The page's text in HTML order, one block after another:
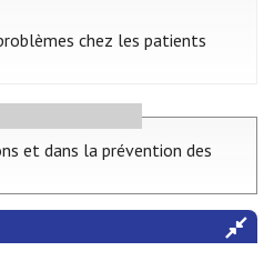
chez les patients
et dans la prévention des